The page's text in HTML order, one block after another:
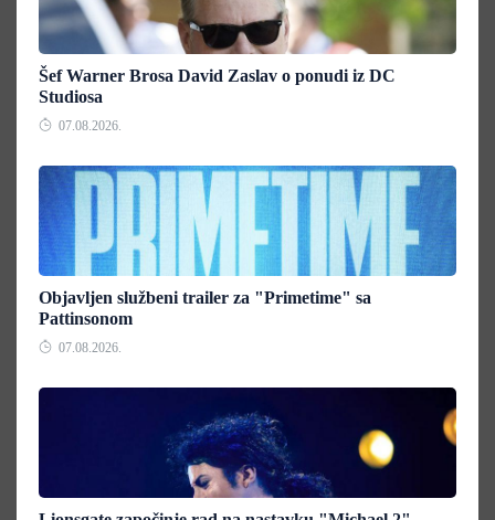
Šef Warner Brosa David Zaslav o ponudi iz DC
Studiosa
07.08.2026.
Objavljen službeni trailer za "Primetime" sa
Pattinsonom
07.08.2026.